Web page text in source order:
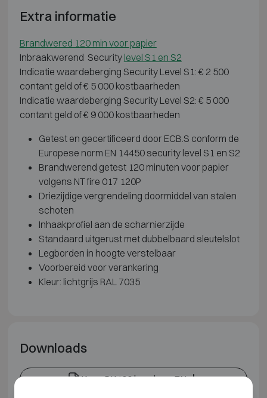
Extra informatie
Brandwered 120 min voor papier
Inbraakwerend Security level S1 en S2
Indicatie waardeberging Security Level S1: € 2 500
contant geld of € 5 000 kostbaarheden
Indicatie waardeberging Security Level S2: € 5 000
contant geld of € 9 000 kostbaarheden
Getest en gecertificeerd door ECB.S conform de
Europese norm EN 14450 security level S1 en S2
Brandwerend getest 120 minuten voor papier
volgens NT fire 017 120P
Driezijdige vergrendeling doormiddel van stalen
schoten
Inhaakprofiel aan de scharnierzijde
Standaard uitgerust met dubbelbaard sleutelslot
Legborden in hoogte verstelbaar
Voorbereid voor verankering
Kleur: lichtgrijs RAL 7035
Downloads
Kaso PK400 brochure EN